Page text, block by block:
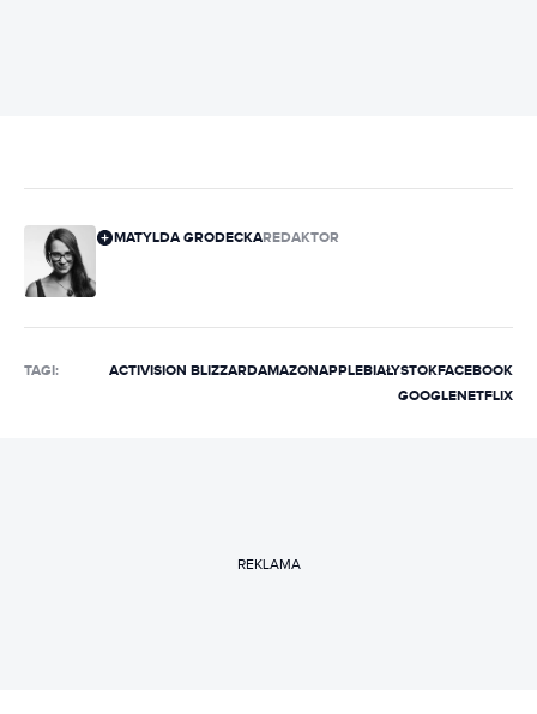
MATYLDA GRODECKAREDAKTOR
TAGI: ACTIVISION BLIZZARDAMAZONAPPLEBIAŁYSTOKFACEBOOK
GOOGLENETFLIX
REKLAMA